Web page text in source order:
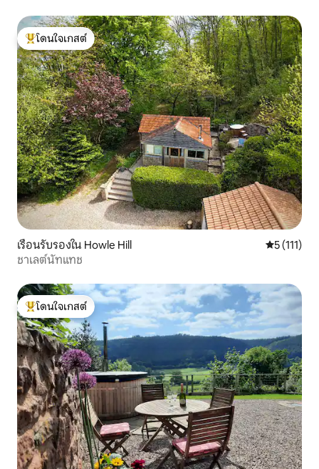
โดนใจเกสต์ที่สุด
โดนใจเกสต์
เรือนรับรองใน Howle Hill คะแนนเฉลี่
5 (111)
ชาเลต์นัทแทช
โดนใจเกสต์ที่สุด
โดนใจเกสต์